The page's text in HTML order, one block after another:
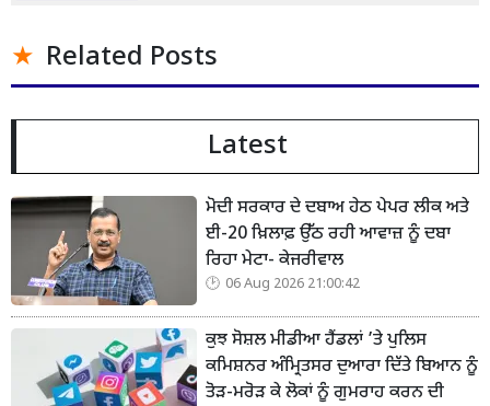
Related Posts
Latest
ਮੋਦੀ ਸਰਕਾਰ ਦੇ ਦਬਾਅ ਹੇਠ ਪੇਪਰ ਲੀਕ ਅਤੇ
ਈ-20 ਖ਼ਿਲਾਫ਼ ਉੱਠ ਰਹੀ ਆਵਾਜ਼ ਨੂੰ ਦਬਾ
ਰਿਹਾ ਮੇਟਾ- ਕੇਜਰੀਵਾਲ
06 Aug 2026 21:00:42
ਕੁਝ ਸੋਸ਼ਲ ਮੀਡੀਆ ਹੈਂਡਲਾਂ ’ਤੇ ਪੁਲਿਸ
ਕਮਿਸ਼ਨਰ ਅੰਮ੍ਰਿਤਸਰ ਦੁਆਰਾ ਦਿੱਤੇ ਬਿਆਨ ਨੂੰ
ਤੋੜ-ਮਰੋੜ ਕੇ ਲੋਕਾਂ ਨੂੰ ਗੁਮਰਾਹ ਕਰਨ ਦੀ